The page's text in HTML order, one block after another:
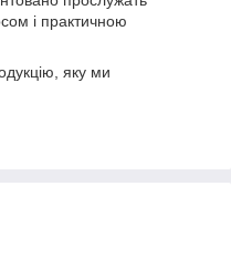
і практичною
яку ми